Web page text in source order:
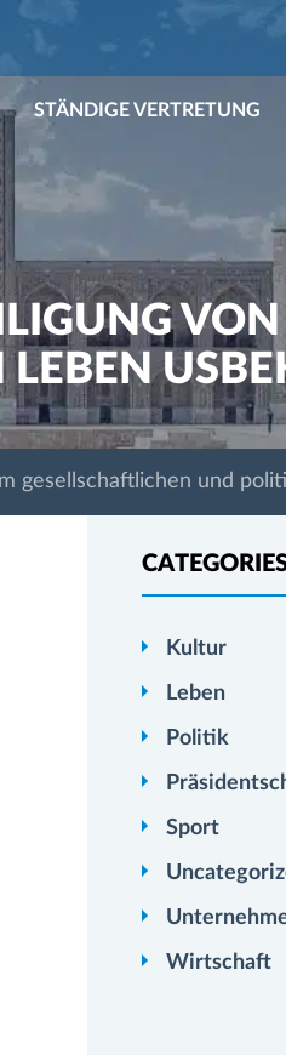
STÄNDIGE VERTRETUNG
gesellschaftlichen und
Kultur
Leben
Politik
Sport
Wirtschaft